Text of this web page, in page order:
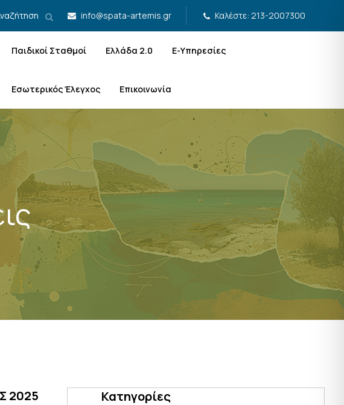
info@spata-artemis.gr Καλέστε: 213-2007300
Παιδικοί Σταθμοί Ελλάδα 2.0 Ε-Υπηρεσίες
Εσωτερικός Έλεγχος Επικοινωνία
2025 Κατηγορίες